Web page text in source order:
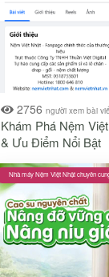
2756 người xem bài
Khám Phá Nệm
& Ưu Điểm Nổi Bật​
Nhà máy Nệm Việt Nhật chuyên